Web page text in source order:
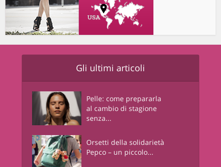
Gli ultimi articoli
Pelle: come prepararla
al cambio di stagione
senza...
Orsetti della solidarietà
Pepco – un piccolo...